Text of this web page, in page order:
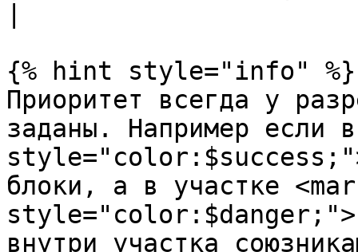
{% hint style="info" %}
Приоритет всегда у
заданы. Например если
блоки, а в участке
внутри участка